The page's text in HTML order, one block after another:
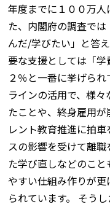
年度までに１００万
た、内閣府の調査で
んだ/学びたい」と答
要な支援としては「
２％と一番に挙げら
ラインの活用で、様
たことや、終身雇用
レント教育推進に拍
スの影響を受けて離
た学び直しなどのこ
やすい仕組み作りが
られています。 そう